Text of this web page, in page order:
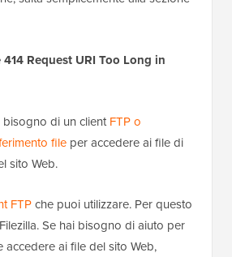
Request URI Too Long in
bisogno di un clientFTP o
file per accedere ai file di
sito Web.
FTPche puoi utilizzare. Per questo
Se hai bisogno di aiuto per
accedere ai file del sito Web,